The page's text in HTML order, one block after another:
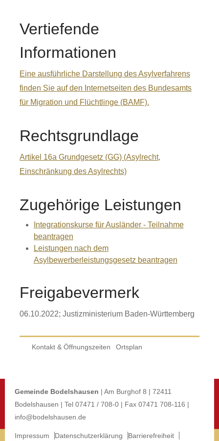
Vertiefende
Informationen
Eine ausführliche Darstellung des Asylverfahrens
finden Sie auf den Internetseiten des Bundesamts
für Migration und Flüchtlinge (BAMF).
Rechtsgrundlage
Artikel 16a Grundgesetz (GG) (Asylrecht,
Einschränkung des Asylrechts)
Zugehörige Leistungen
Integrationskurse für Ausländer - Teilnahme
beantragen
Leistungen nach dem
Asylbewerberleistungsgesetz beantragen
Freigabevermerk
06.10.2022; Justizministerium Baden-Württemberg
Kontakt & Öffnungszeiten Ortsplan
Gemeinde Bodelshausen | Am Burghof 8 | 72411
Bodelshausen | Tel 07471 / 708-0 | Fax 07471 708-116 |
info@bodelshausen.de
Impressum Datenschutzerklärung Barrierefreiheit